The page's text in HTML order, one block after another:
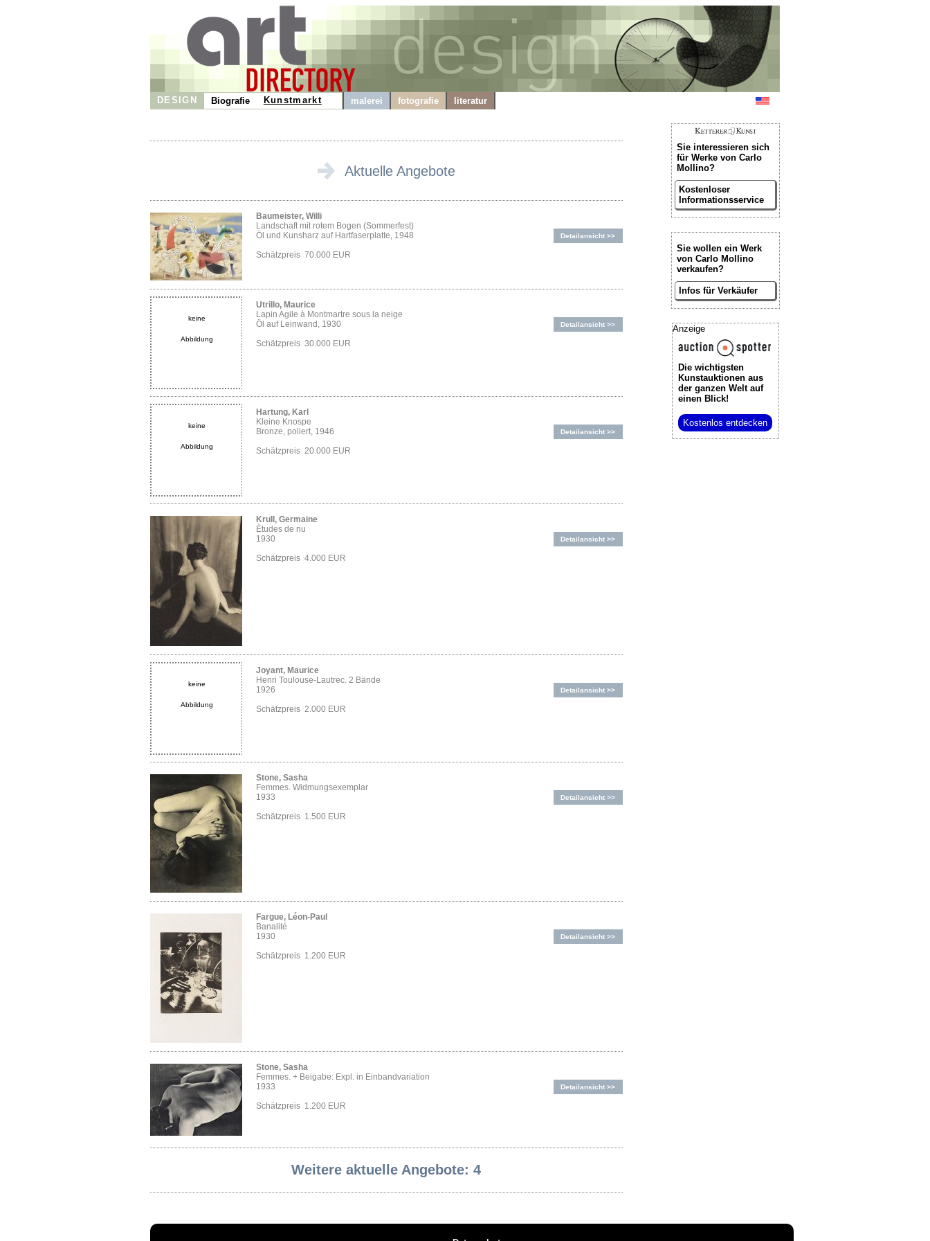
DESIGN Biografie Kunstmarkt malerei fotografie literatur
Aktuelle Angebote
Baumeister, Willi
Landschaft mit rotem Bogen (Sommerfest)
Öl und Kunsharz auf Hartfaserplatte, 1948
Schätzpreis 70.000 EUR
Detailansicht >>
keine
Abbildung
Utrillo, Maurice
Lapin Agile à Montmartre sous la neige
Öl auf Leinwand, 1930
Schätzpreis 30.000 EUR
Detailansicht >>
keine
Abbildung
Hartung, Karl
Kleine Knospe
Bronze, poliert, 1946
Schätzpreis 20.000 EUR
Detailansicht >>
Krull, Germaine
Ètudes de nu
1930
Schätzpreis 4.000 EUR
Detailansicht >>
keine
Abbildung
Joyant, Maurice
Henri Toulouse-Lautrec. 2 Bände
1926
Schätzpreis 2.000 EUR
Detailansicht >>
Stone, Sasha
Femmes. Widmungsexemplar
1933
Schätzpreis 1.500 EUR
Detailansicht >>
Fargue, Léon-Paul
Banalité
1930
Schätzpreis 1.200 EUR
Detailansicht >>
Stone, Sasha
Femmes. + Beigabe: Expl. in Einbandvariation
1933
Schätzpreis 1.200 EUR
Detailansicht >>
Weitere aktuelle Angebote: 4
Sie interessieren sich
für Werke von Carlo
Mollino?
Kostenloser
Informationsservice
Sie wollen ein Werk
von Carlo Mollino
verkaufen?
Infos für Verkäufer
Anzeige
Die wichtigsten
Kunstauktionen aus
der ganzen Welt auf
einen Blick!
Kostenlos entdecken